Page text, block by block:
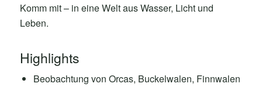
Komm mit – in eine Welt aus Wasser, Licht und
Leben.
Highlights
Beobachtung von Orcas, Buckelwalen, Finnwalen